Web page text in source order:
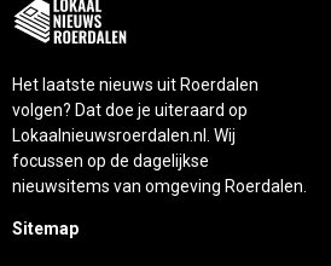
Het laatste nieuws uit Roerdalen
volgen? Dat doe je uiteraard op
Lokaalnieuwsroerdalen.nl. Wij
focussen op de dagelijkse
nieuwsitems van omgeving Roerdalen.
Sitemap